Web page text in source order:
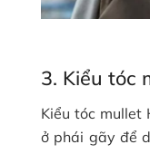
3. Kiểu tóc
Kiểu tóc mullet
ở phái gãy để